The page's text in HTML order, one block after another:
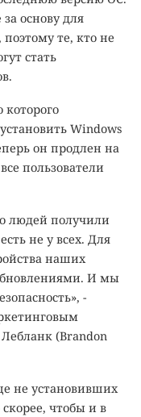
основу для
те, кто не
стать
Windows
он продлен на
пользователи
людей получили
не у всех. Для
наших
И мы
-
(Brandon
не установивших
чтобы и в